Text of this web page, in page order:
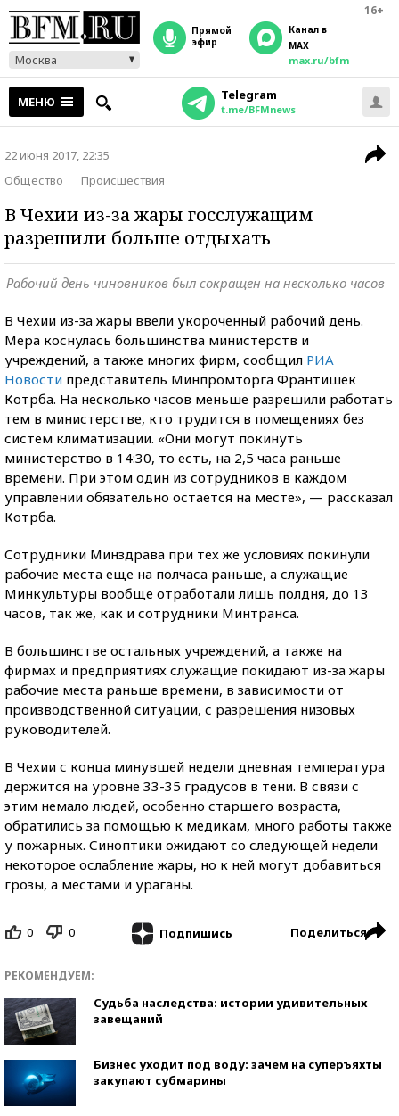
16+
Москва
прямой
эфир
Канал в
MAX
max.ru/bfm
МЕНЮ Telegram
t.me/BFMnews
22 июня 2017, 22:35
Общество
Происшествия
В Чехии из-за жары госслужащим
разрешили больше отдыхать
Рабочий день чиновников был сокращен на несколько часов
В Чехии из-за жары ввели укороченный рабочий день.
Мера коснулась большинства министерств и
учреждений, а также многих фирм, сообщил РИА
Новости представитель Минпромторга Франтишек
Котрба. На несколько часов меньше разрешили работать
тем в министерстве, кто трудится в помещениях без
систем климатизации. «Они могут покинуть
министерство в 14:30, то есть, на 2,5 часа раньше
времени. При этом один из сотрудников в каждом
управлении обязательно остается на месте», — рассказал
Котрба.
Сотрудники Минздрава при тех же условиях покинули
рабочие места еще на полчаса раньше, а служащие
Минкультуры вообще отработали лишь полдня, до 13
часов, так же, как и сотрудники Минтранса.
В большинстве остальных учреждений, а также на
фирмах и предприятиях служащие покидают из-за жары
рабочие места раньше времени, в зависимости от
производственной ситуации, с разрешения низовых
руководителей.
В Чехии с конца минувшей недели дневная температура
держится на уровне 33-35 градусов в тени. В связи с
этим немало людей, особенно старшего возраста,
обратились за помощью к медикам, много работы также
у пожарных. Синоптики ожидают со следующей недели
некоторое ослабление жары, но к ней могут добавиться
грозы, а местами и ураганы.
0 0 Подпишись Поделиться
РЕКОМЕНДУЕМ:
Судьба наследства: истории удивительных
завещаний
Бизнес уходит под воду: зачем на суперъяхты
закупают субмарины